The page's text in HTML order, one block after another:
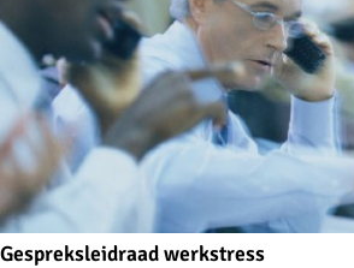
Gespreksleidraad werkstress